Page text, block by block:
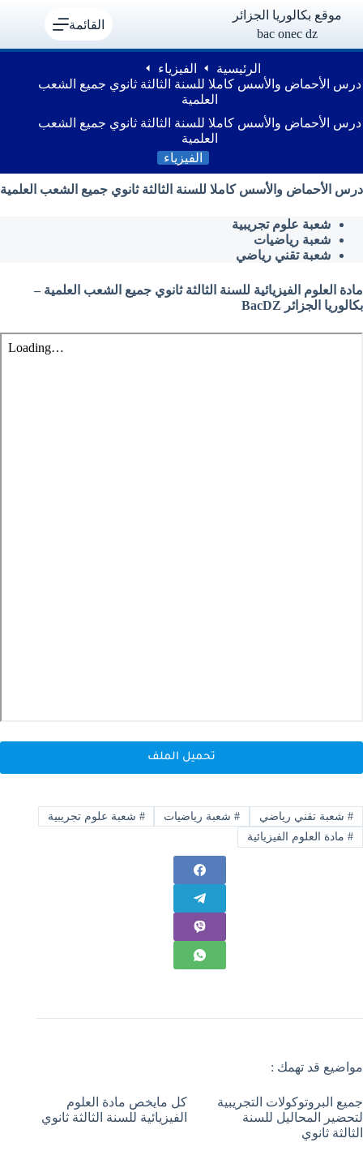
موقع بكالوريا الجزائر
bac onec dz
القائمة
الرئيسية
الفيزياء
درس الأحماض والأسس كاملا للسنة الثالثة ثانوي جميع الشعب
العلمية
درس الأحماض والأسس كاملا للسنة الثالثة ثانوي جميع الشعب
العلمية
الفيزياء
درس الأحماض والأسس كاملا للسنة الثالثة ثانوي جميع الشعب العلمية
شعبة علوم تجريبية
شعبة رياضيات
شعبة تقني رياضي
مادة العلوم الفيزيائية للسنة الثالثة ثانوي جميع الشعب العلمية –
بكالوريا الجزائر BacDZ
تحميل الملف
#شعبة تقني رياضي #شعبة رياضيات # شعبة علوم تجريبية
#مادة العلوم الفيزيائية
مواضيع قد تهمك :
جميع البروتوكولات التجريبية
لتحضير المحاليل للسنة
الثالثة ثانوي
كل مايخص مادة العلوم
الفيزيائية للسنة الثالثة ثانوي